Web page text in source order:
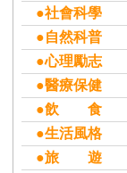
●社會科學
●自然科普
●心理勵志
●醫療保健
●飲 食
●生活風格
●旅 遊